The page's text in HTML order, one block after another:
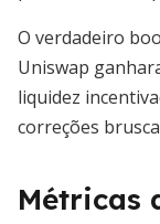
O verdadeiro
Uniswap
liquidez
correções
Métricas